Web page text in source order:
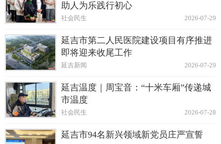
助人为乐践行初心
2026-07-29
社会民生
延吉市第二人民医院建设项目有序推进
即将迎来收尾工作
2026-07-29
延吉新闻
延吉温度｜周宝音：“十米车厢”传递城
市温度
2026-07-28
社会民生
延吉市94名新兴领域新党员庄严宣誓